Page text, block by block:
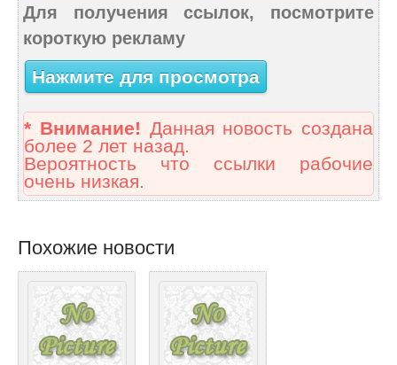
Для получения ссылок, посмотрите
короткую рекламу
Нажмите для просмотра
* Внимание! Данная новость создана
более 2 лет назад.
Вероятность что ссылки рабочие
очень низкая.
Похожие новости